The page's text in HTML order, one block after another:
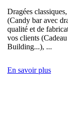
Dragées
(Candy bar avec
qualité et de
vos clients
Building...), ...
En savoir plus